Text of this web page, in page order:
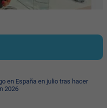
en España en julio tras hacer
2026